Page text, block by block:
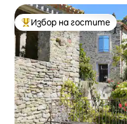
Най-популярен избор на
Избор на гостите